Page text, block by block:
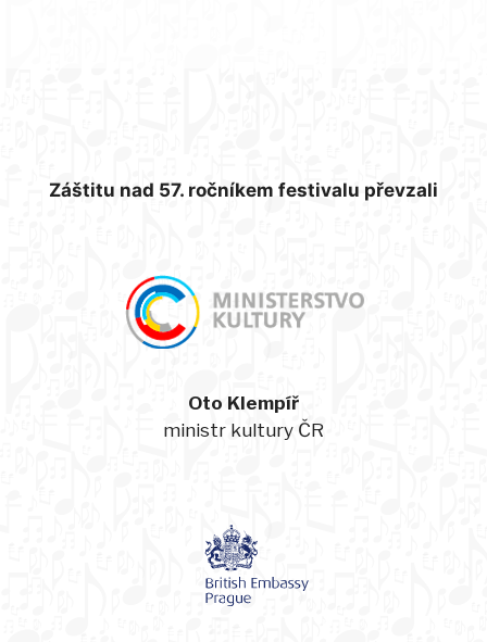
Záštitu nad 57. ročníkem festivalu převzali
Oto Klempíř
ministr kultury ČR